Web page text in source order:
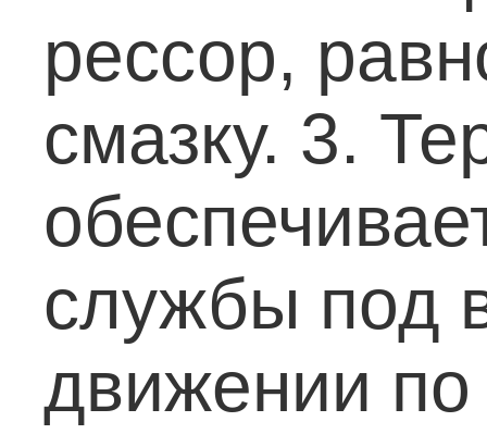
рессор,
смазку. 3.
службы под
движении